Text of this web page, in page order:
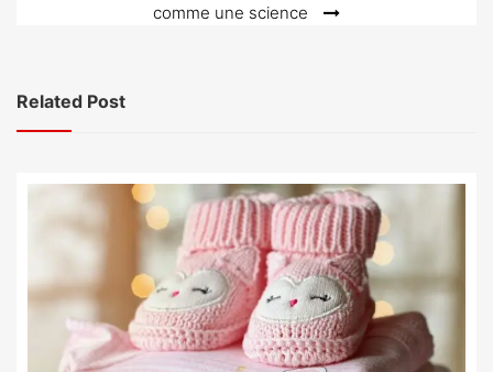
comme une science
Related Post